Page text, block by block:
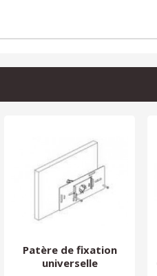
Patère de fixation
universelle